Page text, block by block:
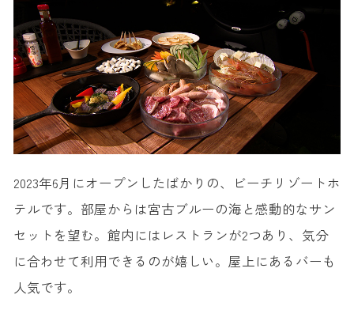
2023年6月にオープンしたばかりの、ビーチリゾートホ
テルです。部屋からは宮古ブルーの海と感動的なサン
セットを望む。館内にはレストランが2つあり、気分
に合わせて利用できるのが嬉しい。屋上にあるバーも
人気です。